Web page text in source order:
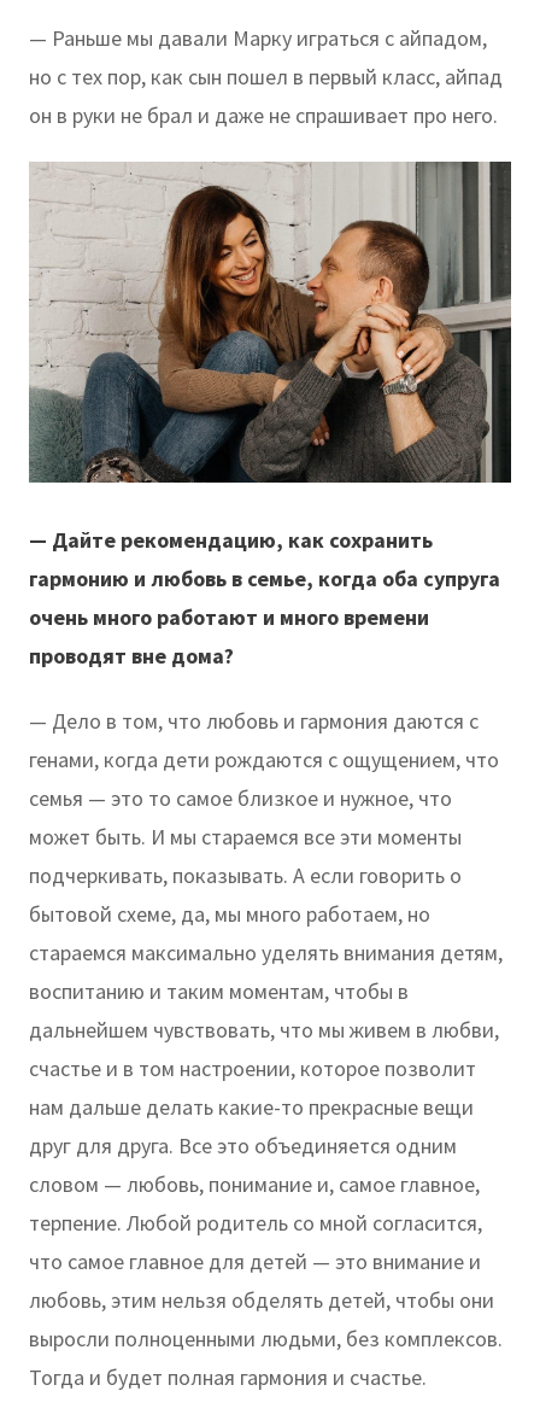
— Раньше мы давали Марку играться с айпадом,
но с тех пор, как сын пошел в первый класс, айпад
он в руки не брал и даже не спрашивает про него.
— Дайте рекомендацию, как сохранить
гармонию и любовь в семье, когда оба супруга
очень много работают и много времени
проводят вне дома?
— Дело в том, что любовь и гармония даются с
генами, когда дети рождаются с ощущением, что
семья — это то самое близкое и нужное, что
может быть. И мы стараемся все эти моменты
подчеркивать, показывать. А если говорить о
бытовой схеме, да, мы много работаем, но
стараемся максимально уделять внимания детям,
воспитанию и таким моментам, чтобы в
дальнейшем чувствовать, что мы живем в любви,
счастье и в том настроении, которое позволит
нам дальше делать какие-то прекрасные вещи
друг для друга. Все это объединяется одним
словом — любовь, понимание и, самое главное,
терпение. Любой родитель со мной согласится,
что самое главное для детей — это внимание и
любовь, этим нельзя обделять детей, чтобы они
выросли полноценными людьми, без комплексов.
Тогда и будет полная гармония и счастье.